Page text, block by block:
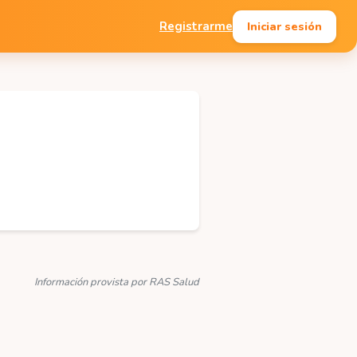
Registrarme Iniciar sesión
Información provista por RAS Salud